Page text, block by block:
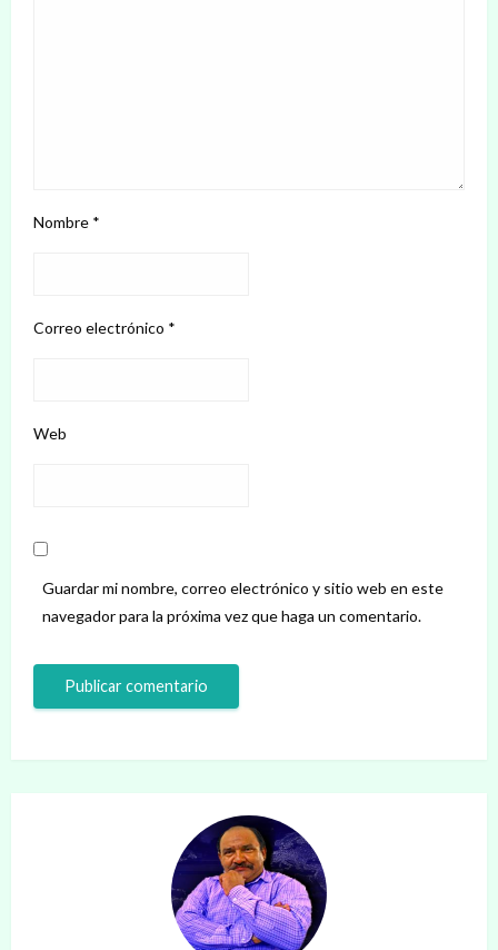
Nombre *
Correo electrónico *
Web
Guardar mi nombre, correo electrónico y sitio web en este
navegador para la próxima vez que haga un comentario.